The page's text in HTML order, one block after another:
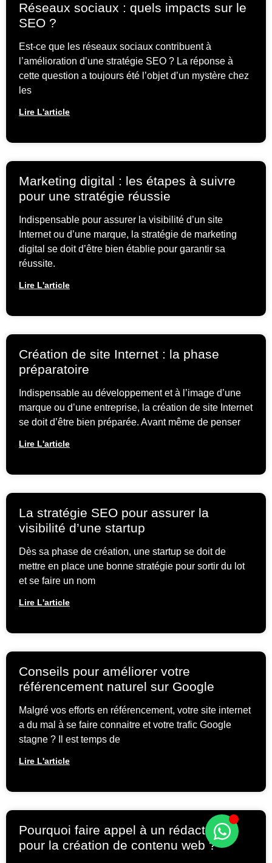
Réseaux sociaux : quels impacts sur le
SEO ?
Est-ce que les réseaux sociaux contribuent à
l’amélioration d’une stratégie SEO ? La réponse à
cette question a toujours été l’objet d’un mystère chez
les
Lire L'article
Marketing digital : les étapes à suivre
pour une stratégie réussie
Indispensable pour assurer la visibilité d’un site
Internet ou d’une marque, la stratégie de marketing
digital se doit d’être bien établie pour garantir sa
réussite.
Lire L'article
Création de site Internet : la phase
préparatoire
Indispensable au développement et à l’image d’une
marque ou d’une entreprise, la création de site Internet
se doit d’être bien préparée. Avant même de penser
Lire L'article
La stratégie SEO pour assurer la
visibilité d’une startup
Dès sa phase de création, une startup se doit de
mettre en place une bonne stratégie pour sortir du lot
et se faire un nom
Lire L'article
Conseils pour améliorer votre
référencement naturel sur Google
Malgré vos efforts en référencement, votre site internet
a du mal à se faire connaitre et votre trafic Google
stagne ? Il est temps de
Lire L'article
Pourquoi faire appel à un rédacteur
pour la création de contenu web ?